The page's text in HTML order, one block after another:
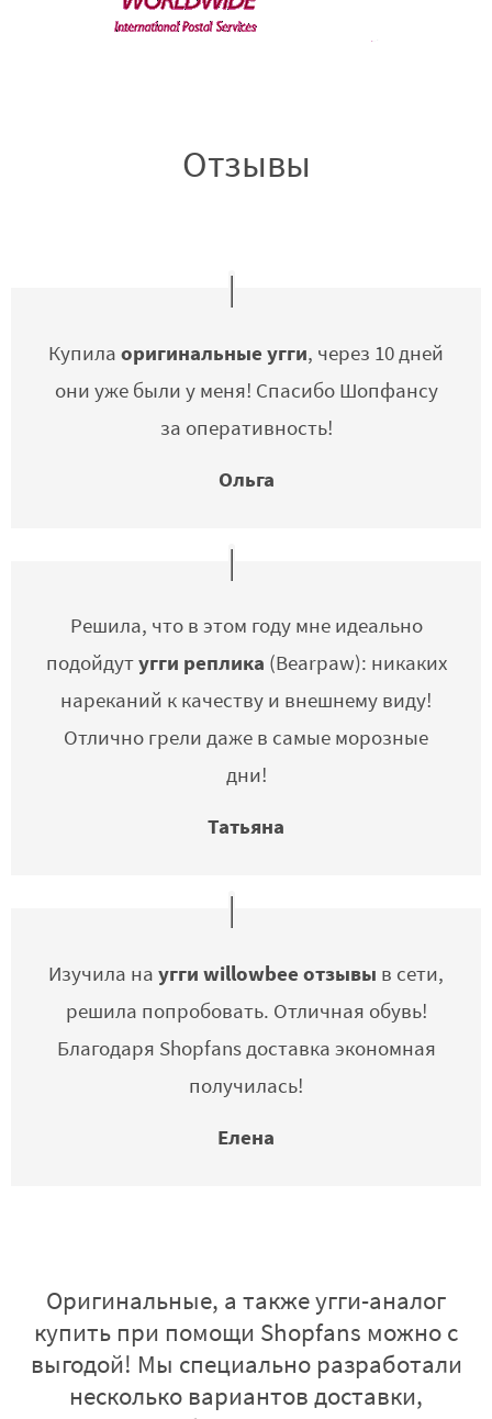
Отзывы
Купила оригинальные угги, через 10 дней
они уже были у меня! Спасибо Шопфансу
за оперативность!
Ольга
Решила, что в этом году мне идеально
подойдутугги реплика (Bearpaw): никаких
нареканий к качеству и внешнему виду!
Отлично грели даже в самые морозные
дни!
Татьяна
Изучила на угги willowbee отзывы в сети,
решила попробовать. Отличная обувь!
Благодаря Shopfans доставка экономная
получилась!
Елена
Оригинальные, а также угги-аналог
купить при помощи Shopfans можно с
выгодой! Мы специально разработали
несколько вариантов доставки,